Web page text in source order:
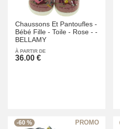
Chaussons Et Pantoufles -
Bébé Fille - Toile - Rose - -
BELLAMY
À PARTIR DE
36.00 €
-60 %